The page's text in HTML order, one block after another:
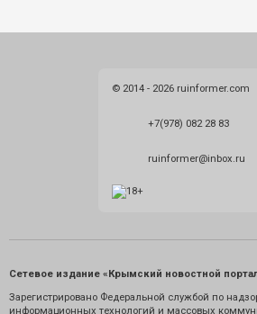
© 2014 - 2026 ruinformer.com
+7(978) 082 28 83
ruinformer@inbox.ru
Сетевое издание «Крымский новостной портал
Зарегистрировано Федеральной службой по
информационных технологий и массовых